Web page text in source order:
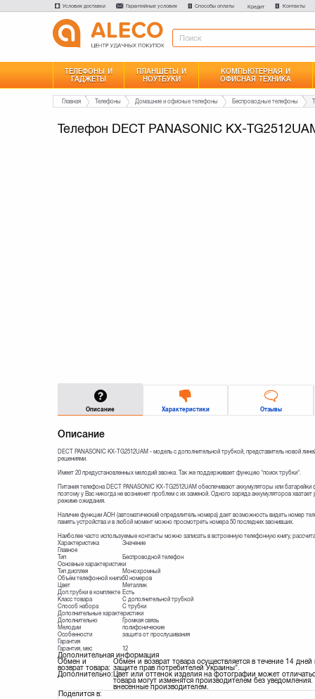
Условия доставки Гарантийные условия Способы оплаты Кредит Контакты
ТЕЛЕФОНЫ И
ГАДЖЕТЫ
ПЛАНШЕТЫ И
НОУТБУКИ
КОМПЬЮТЕРНАЯ И
ОФИСНАЯ ТЕХНИКА
Главная Телефоны Домашние и офисные телефоны Беспроводные телефоны
Телефон DECT PANASONIC KX-
Описание Характеристики Отзывы
Описание
DECT PANASONIC KX-TG2512UAM - модель с дополнительной трубкой, представитель новой
решениями.
Имеет 20 предустановленных мелодий звонка. Так же поддерживает функцию "поиск трубки".
Питания телефона DECT PANASONIC KX-TG2512UAM обеспечивают аккумуляторы или
поэтому у Вас никогда не возникнет проблем с их заменой. Одного заряда аккумуляторов
режиме ожидания.
Наличие функции АОН (автоматический определитель номера) дает возможность видеть номер
память устройства и в любой момент можно просмотреть номера 50 последних звонивших.
Наиболее часто используемые контакты можно записать в встроенную телефонную книгу,
Характеристика
Значение
Главное
Тип
Беспроводной телефон
Основные характеристики
Тип дисплея
Монохромный
Объём телефонной книги50 номеров
Цвет
Металлик
Доп.трубки в комплекте Есть
Класс товара
С дополнительной трубкой
Способ набора
С трубки
Дополнительные характеристики
Дополнительно
Громкая связь
Мелодии
полифонические
Особенности
защита от прослушивания
Гарантия
Гарантия, мес
12
Дополнительная информация
Обмен и
возврат товара:
Обмен и возврат товара осуществляется в течение 14
защите прав потребителей Украины".
Дополнительно:Цвет или оттенок изделия на фотографии может
товара могут изменятся производителем без
внесенные производителем.
Поделится в: